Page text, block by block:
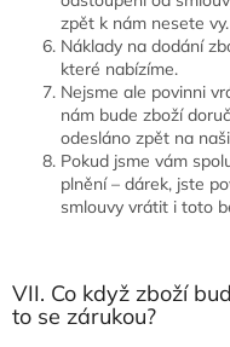
zpět k nám nesete vy.
Náklady na dodání
které nabízíme.
Nejsme ale povinni
nám bude zboží
odesláno zpět na
Pokud jsme vám
plnění – dárek, jste
smlouvy vrátit i toto
VII. Co když zboží
to se zárukou?